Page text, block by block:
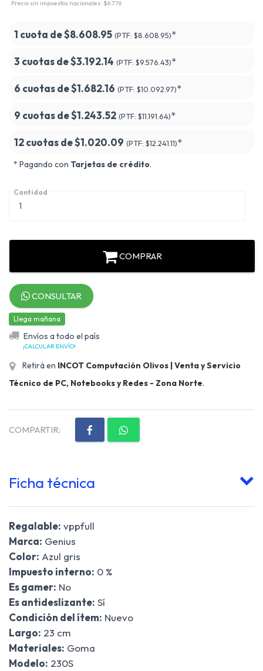
Precio sin impuestos nacionales: $6.776
1 cuota de$8.608.95 (PTF: $8.608.95)*
3 cuotas de$3.192.14 (PTF: $9.576.43)*
6 cuotas de$1.682.16 (PTF: $10.092.97)*
9 cuotas de$1.243.52 (PTF: $11.191.64)*
12 cuotas de$1.020.09 (PTF: $12.241.11)*
* Pagando con Tarjetas de crédito.
Cantidad
COMPRAR
CONSULTAR
Llega mañana
Envíos a todo el país
¡CALCULAR ENVÍO!
Retirá en INCOT Computación Olivos | Venta y Servicio
Técnico de PC, Notebooks y Redes - Zona Norte.
COMPARTIR:
Ficha técnica
Regalable: vppfull
Marca: Genius
Color: Azul gris
Impuesto interno: 0 %
Es gamer: No
Es antideslizante: Sí
Condición del ítem: Nuevo
Largo: 23 cm
Materiales: Goma
Modelo: 230S